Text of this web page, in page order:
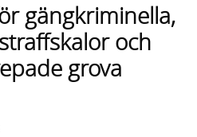
gängkriminella,
och
grova